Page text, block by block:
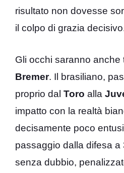
risultato non dovesse
il colpo di grazia
Gli occhi saranno anche
Bremer. Il brasiliano,
proprio dal Toro alla
impatto con la realtà
decisamente poco
passaggio dalla difesa a
senza dubbio,